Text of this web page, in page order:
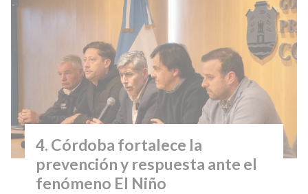
Córdoba fortalece la
prevención y respuesta ante el
fenómeno El Niño